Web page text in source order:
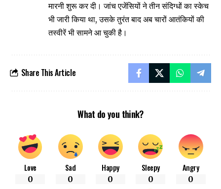
मारनी शुरू कर दी। जांच एजेंसियों ने तीन संदिग्धों का स्केच
भी जारी किया था, उसके तुरंत बाद अब चारों आतंकियों की
तस्वीरें भी सामने आ चुकी है।
Share This Article
What do you think?
Love
0
Sad
0
Happy
0
Sleepy
0
Angry
0